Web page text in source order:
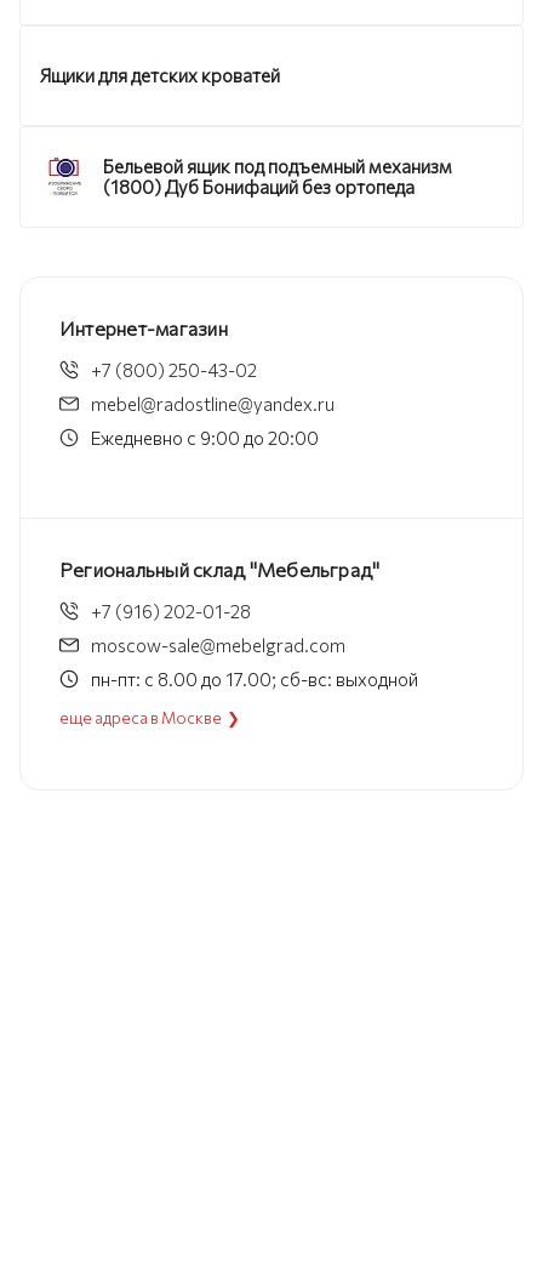
Ящики для детских кроватей
Бельевой ящик под подъемный механизм
(1800) Дуб Бонифаций без ортопеда
Интернет-магазин
+7 (800) 250-43-02
mebel@radostline@yandex.ru
Ежедневно с 9:00 до 20:00
Региональный склад "Мебельград"
+7 (916) 202-01-28
moscow-sale@mebelgrad.com
пн-пт: с 8.00 до 17.00; сб-вс: выходной
еще адреса в Москве ❯